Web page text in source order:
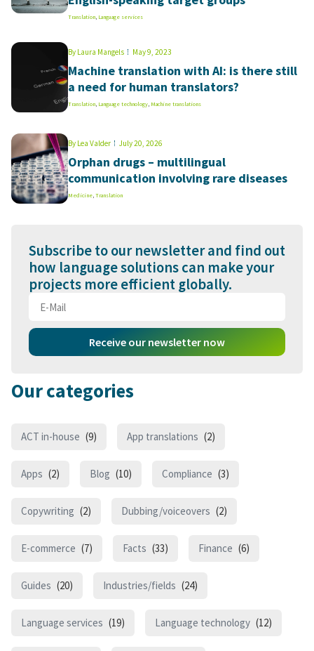
Translation, Language services
ByLaura Mangels May 9, 2023
Machine translation with AI: is there still
a need for human translators?
Translation, Language technology, Machine translations
ByLea Valder July 20, 2026
Orphan drugs – multilingual
communication involving rare diseases
Medicine, Translation
Subscribe to our newsletter and find out
how language solutions can make your
projects more efficient globally.
Receive our newsletter now
Our categories
ACT in-house (9) App translations (2)
Apps (2) Blog (10) Compliance (3)
Copywriting (2) Dubbing/voiceovers (2)
E-commerce (7) Facts (33) Finance (6)
Guides (20) Industries/fields (24)
Language services (19) Language technology (12)